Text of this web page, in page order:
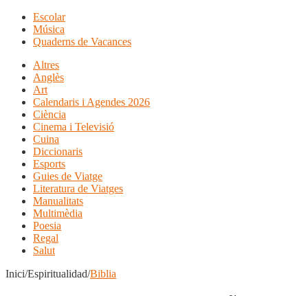
Escolar
Música
Quaderns de Vacances
Altres
Anglès
Art
Calendaris i Agendes 2026
Ciència
Cinema i Televisió
Cuina
Diccionaris
Esports
Guies de Viatge
Literatura de Viatges
Manualitats
Multimèdia
Poesia
Regal
Salut
Inici/Espiritualidad/Biblia